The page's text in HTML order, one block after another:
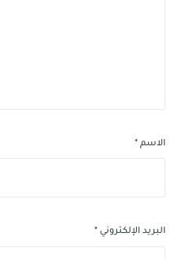
الاسم*
البريد الإلكتروني *